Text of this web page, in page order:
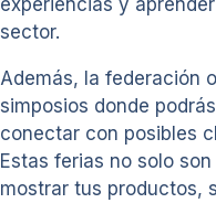
sector.
Además, la federación
simposios donde
conectar con posibles
Estas ferias no solo
mostrar tus productos,